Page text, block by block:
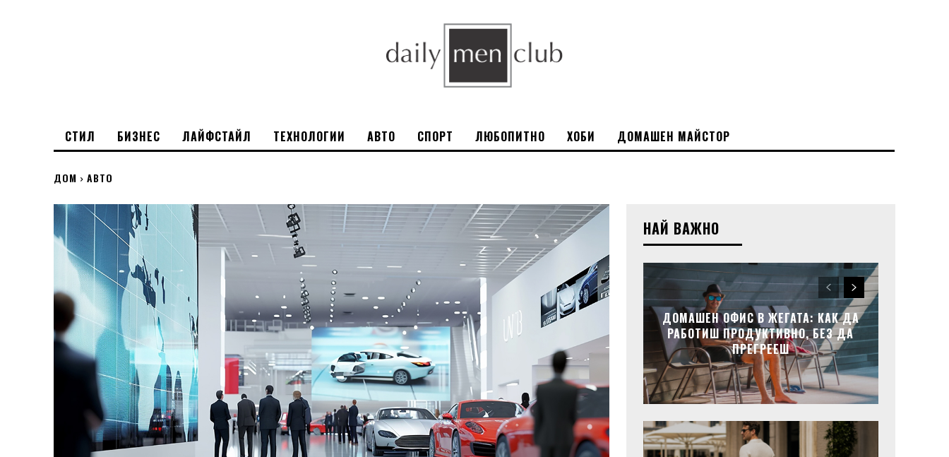
СТИЛ БИЗНЕС ЛАЙФСТАЙЛ ТЕХНОЛОГИИ АВТО СПОРТ ЛЮБОПИТНО ХОБИ ДОМАШЕН МАЙСТОР
ДОМ АВТО
НАЙ ВАЖНО
ДОМАШЕН ОФИС В ЖЕГАТА: КАК ДА
РАБОТИШ ПРОДУКТИВНО, БЕЗ ДА
ПРЕГРЕЕШ